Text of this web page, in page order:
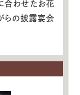
合わせたお花
らの披露宴会